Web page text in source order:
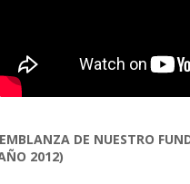
DE NUESTRO
2012)